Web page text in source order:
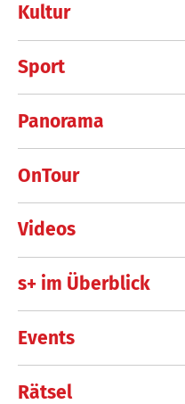
Kultur
Sport
Panorama
OnTour
Videos
s+ im Überblick
Events
Rätsel